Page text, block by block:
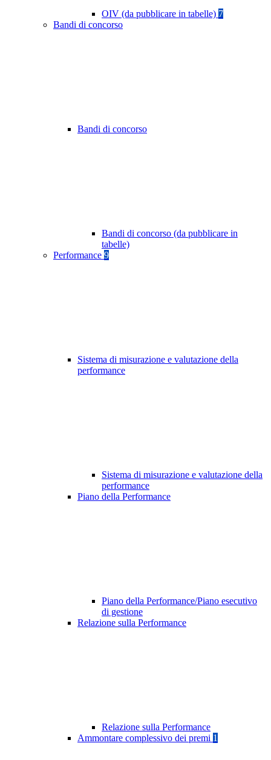
OIV (da pubblicare in tabelle) 7
Bandi di concorso
Bandi di concorso
Bandi di concorso (da pubblicare in
tabelle)
Performance 9
Sistema di misurazione e valutazione della
performance
Sistema di misurazione e valutazione della
performance
Piano della Performance
Piano della Performance/Piano esecutivo
di gestione
Relazione sulla Performance
Relazione sulla Performance
Ammontare complessivo dei premi 1